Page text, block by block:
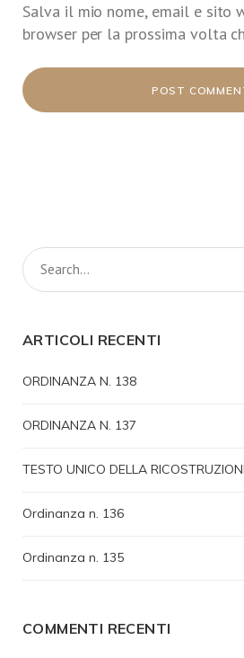
Salva il mio nome, email e sito
browser per la prossima volta
ARTICOLI RECENTI
ORDINANZA N. 138
ORDINANZA N. 137
TESTO UNICO DELLA
Ordinanza n. 136
Ordinanza n. 135
COMMENTI RECENTI